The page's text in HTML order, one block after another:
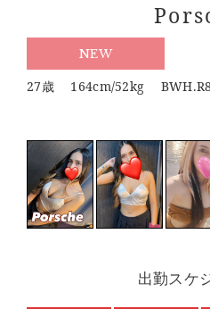
NEW
27歳 164cm/52kg
出勤スケ